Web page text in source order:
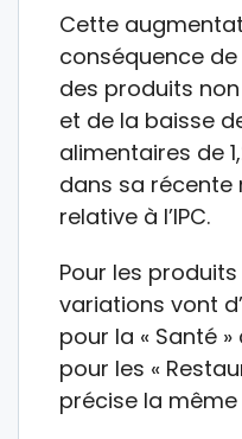
Cette
conséquence de
des produits non
et de la baisse
alimentaires de
dans sa récente
relative à l’IPC.
Pour les
variations vont
pour la « Santé
pour les «
précise la